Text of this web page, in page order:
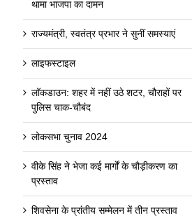
थामा भाजपा का दामन
राज्यमंत्री, स्वतंत्र प्रभार ने सुनीं समस्याएं
लाइफस्टाइल
लॉकडाउन: शहर में नहीं उठे शटर, चौराहों पर
पुलिस चाक-चौबंद
लोकसभा चुनाव 2024
वीके सिंह ने भेजा कई मार्गों के चौड़ीकरण का
प्रस्ताव
शिवसेना के प्रांतीय सम्मेलन में तीन प्रस्ताव